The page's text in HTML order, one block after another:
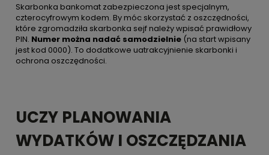
Skarbonka bankomat zabezpieczona jest specjalnym,
czterocyfrowym kodem. By móc skorzystać z oszczędności,
które zgromadziła skarbonka sejf należy wpisać prawidłowy
PIN. Numer można nadać samodzielnie (na start wpisany
jest kod 0000). To dodatkowe uatrakcyjnienie skarbonki i
ochrona oszczędności.
UCZY PLANOWANIA
WYDATKÓW I OSZCZĘDZANIA